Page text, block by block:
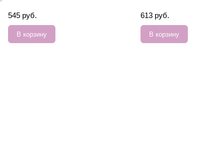
545 руб.
В корзину
613 руб.
В корзину